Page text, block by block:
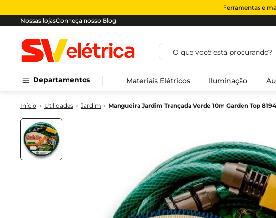
Ferramentas e
Nossas lojasConheça nosso Blog
O que você está procurando?
Departamentos Materiais Elétricos Iluminação
Utilidades Jardim Mangueira Jardim Trançada Verde 10m Garden Top 8194